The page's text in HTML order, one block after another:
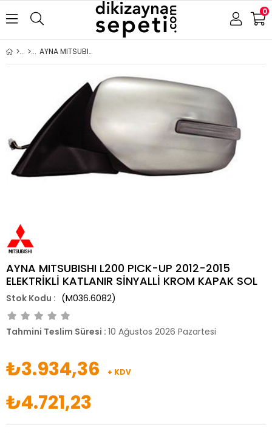
0
AYNA MITSUBISHI L200 PICK-UP 2012-2015 ELEKTRİKLİ KATLANIR SİNYALLİ KROM KAPAK SOL
AYNA MITSUBISHI L200 PICK-UP 2012-2015
ELEKTRİKLİ KATLANIR SİNYALLİ KROM KAPAK SOL
(M036.6082)
Tahmini Teslim Süresi : 10 Ağustos 2026 Pazartesi
₺3.934,36 + KDV
₺4.721,23